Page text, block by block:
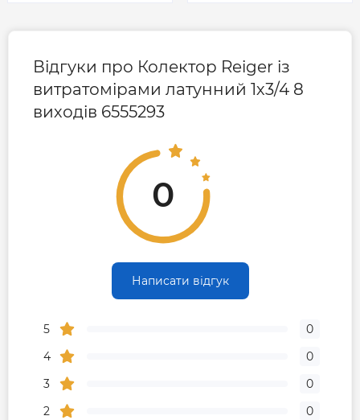
Відгуки про Колектор Reiger із
витратомірами латунний 1х3/4 8
виходів 6555293
0
Написати відгук
5
0
4
0
3
0
2
0